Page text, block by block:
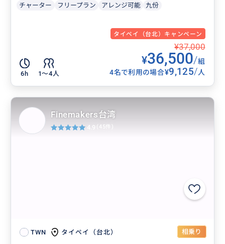
チャーター フリープラン アレンジ可能 九份
タイペイ（台北）キャンペーン
6h 1〜4人
¥37,000
¥36,500/組
4名で利用の場合¥9,125/人
TWN タイペイ（台北） 相乗り
Finemakers台湾
4.9 (45件)